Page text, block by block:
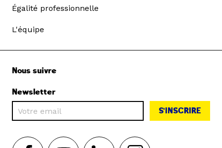
Égalité professionnelle
L'équipe
Nous suivre
Newsletter
S'INSCRIRE